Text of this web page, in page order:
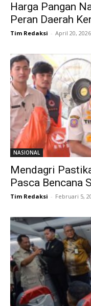
Harga Pangan
Peran Daerah
Tim Redaksi - April 20, 2026
NASIONAL
Mendagri
Pasca Bencana
Tim Redaksi - Februari 5,